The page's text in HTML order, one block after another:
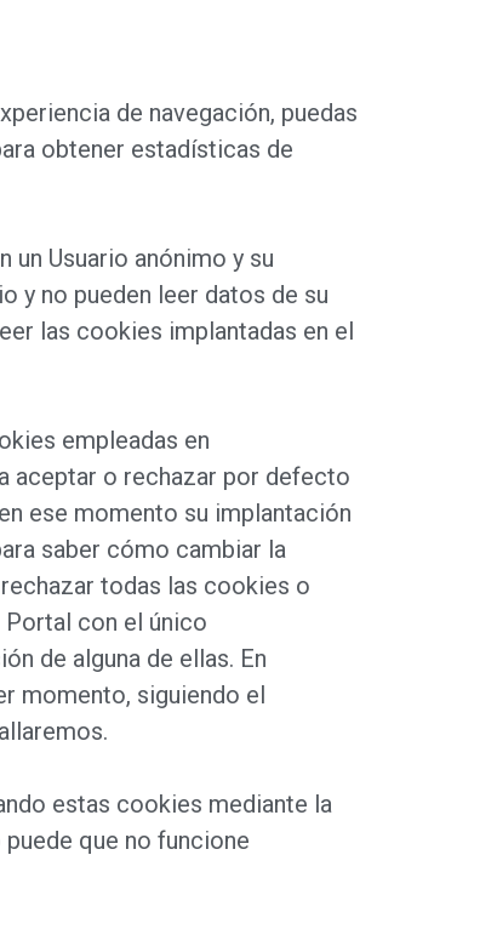
de navegación, puedas
obtener estadísticas de
un Usuario anónimo y su
y no pueden leer datos de su
las cookies implantadas en el
empleadas en
aceptar o rechazar por defecto
ese momento su implantación
saber cómo cambiar la
todas las cookies o
con el único
de alguna de ellas. En
momento, siguiendo el
estas cookies mediante la
que no funcione